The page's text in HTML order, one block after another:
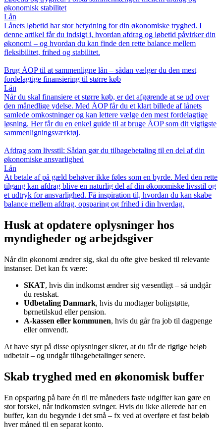
økonomisk stabilitet
Lån
Lånets løbetid har stor betydning for din økonomiske tryghed. I
denne artikel får du indsigt i, hvordan afdrag og løbetid påvirker din
økonomi – og hvordan du kan finde den rette balance mellem
fleksibilitet, frihed og stabilitet.
Brug ÅOP til at sammenligne lån – sådan vælger du den mest
fordelagtige finansiering til større køb
Lån
Når du skal finansiere et større køb, er det afgørende at se ud over
den månedlige ydelse. Med ÅOP får du et klart billede af lånets
samlede omkostninger og kan lettere vælge den mest fordelagtige
løsning. Her får du en enkel guide til at bruge ÅOP som dit vigtigste
sammenligningsværktøj.
Afdrag som livsstil: Sådan gør du tilbagebetaling til en del af din
økonomiske ansvarlighed
Lån
At betale af på gæld behøver ikke føles som en byrde. Med den rette
tilgang kan afdrag blive en naturlig del af din økonomiske livsstil og
et udtryk for ansvarlighed. Få inspiration til, hvordan du kan skabe
balance mellem afdrag, opsparing og frihed i din hverdag.
Husk at opdatere oplysninger hos
myndigheder og arbejdsgiver
Når din økonomi ændrer sig, skal du ofte give besked til relevante
instanser. Det kan fx være:
SKAT, hvis din indkomst ændrer sig væsentligt – så undgår
du restskat.
Udbetaling Danmark, hvis du modtager boligstøtte,
børnetilskud eller pension.
A-kassen eller kommunen, hvis du går fra job til dagpenge
eller omvendt.
At have styr på disse oplysninger sikrer, at du får de rigtige beløb
udbetalt – og undgår tilbagebetalinger senere.
Skab tryghed med en økonomisk buffer
En opsparing på bare én til tre måneders faste udgifter kan gøre en
stor forskel, når indkomsten svinger. Hvis du ikke allerede har en
buffer, kan du begynde i det små – fx ved at overføre et fast beløb
hver måned til en separat konto.